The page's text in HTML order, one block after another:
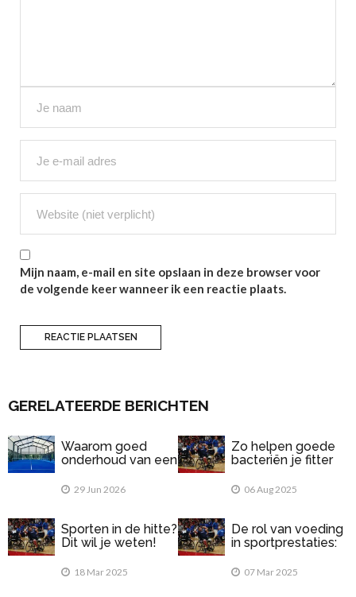
Mijn naam, e-mail en site opslaan in deze browser voor
de volgende keer wanneer ik een reactie plaats.
GERELATEERDE BERICHTEN
Waarom goed
onderhoud van een
belangrijk is
29 Jun 2026
Zo helpen goede
bacteriën je fitter
06 Aug 2025
Sporten in de hitte?
Dit wil je weten!
18 Mar 2025
De rol van voeding
in sportprestaties:
na het sporten?
07 Mar 2025